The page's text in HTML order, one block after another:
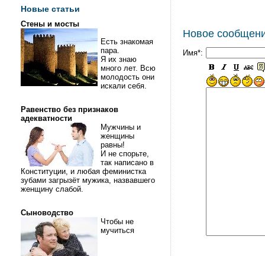
Новые статьи
Стены и мосты
Есть знакомая
пара.
Я их знаю
много лет. Всю
молодость они
искали себя.
Равенство без признаков
адекватности
Мужчины и
женщины
равны!
И не спорьте,
так написано в
Конституции, и любая феминистка
зубами загрызёт мужика, назвавшего
женщину слабой.
Сыноводство
Чтобы не
мучиться
Новое
Имя*: